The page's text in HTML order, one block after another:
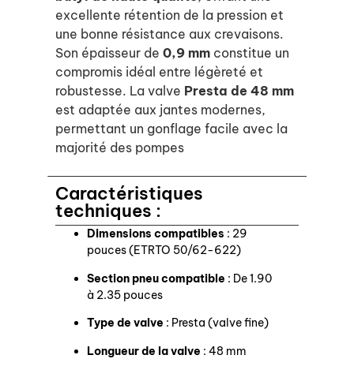
excellente rétention de la pression et
une bonne résistance aux crevaisons.
Son épaisseur de 0,9 mm constitue un
compromis idéal entre légèreté et
robustesse. La valve Presta de 48 mm
est adaptée aux jantes modernes,
permettant un gonflage facile avec la
majorité des pompes
Caractéristiques
techniques :
Dimensions compatibles : 29
pouces (ETRTO 50/62-622)
Section pneu compatible : De 1.90
à 2.35 pouces
Type de valve : Presta (valve fine)
Longueur de la valve : 48 mm